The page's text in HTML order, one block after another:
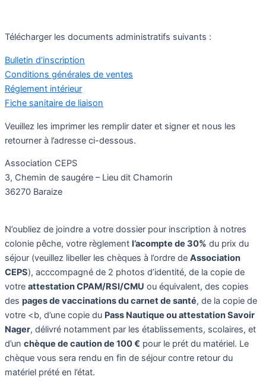
Télécharger les documents administratifs suivants :
Bulletin d’inscription
Conditions générales de ventes
Réglement intérieur
Fiche sanitaire de liaison
Veuillez les imprimer les remplir dater et signer et nous les
retourner à l’adresse ci-dessous.
Association CEPS
3, Chemin de saugére – Lieu dit Chamorin
36270 Baraize
N’oubliez de joindre a votre dossier pour inscription à notres
colonie pêche, votre règlement l’acompte de 30% du prix du
séjour (veuillez libeller les chèques à l’ordre de Association
CEPS), acccompagné de 2 photos d’identité, de la copie de
votre attestation CPAM/RSI/CMU ou équivalent, des copies
des pages de vaccinations du carnet de santé, de la copie de
votre <b, d’une copie du Pass Nautique ou attestation Savoir
Nager, délivré notamment par les établissements, scolaires, et
d’un chèque de caution de 100 € pour le prét du matériel. Le
chèque vous sera rendu en fin de séjour contre retour du
matériel prété en l’état.